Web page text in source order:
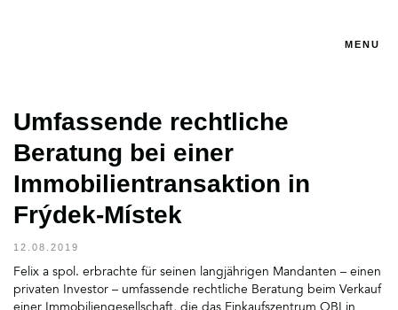
MENU
Umfassende rechtliche
Beratung bei einer
Immobilientransaktion in
Frýdek-Místek
12.08.2019
Felix a spol. erbrachte für seinen langjährigen Mandanten – einen
privaten Investor – umfassende rechtliche Beratung beim Verkauf